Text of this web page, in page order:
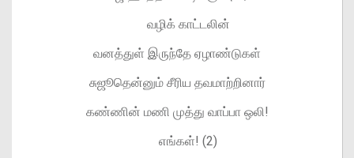
வழிக் காட்டலின்
வனத்துள் இருந்தே ஏழாண்டுகள்
சுஜூதென்னும் சீரிய தவமாற்றினார்
கண்ணின் மணி முத்து வாப்பா ஒலி!
எங்கள்! (2)